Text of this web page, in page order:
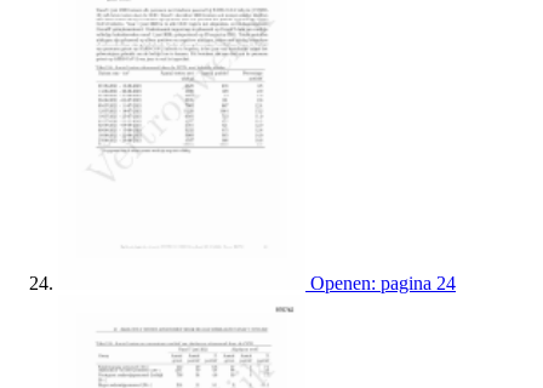
Openen: pagina 24